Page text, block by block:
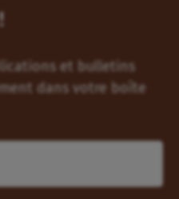
et bulletins
dans votre boîte